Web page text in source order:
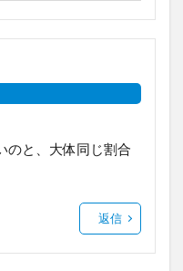
のと、大体同じ割合
返信